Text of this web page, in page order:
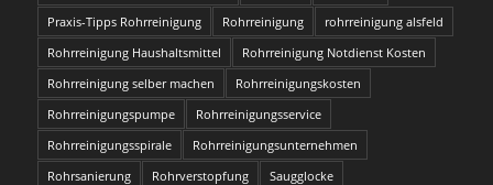
Praxis-Tipps Rohrreinigung
Rohrreinigung
rohrreinigung alsfeld
Rohrreinigung Haushaltsmittel
Rohrreinigung Notdienst Kosten
Rohrreinigung selber machen
Rohrreinigungskosten
Rohrreinigungspumpe
Rohrreinigungsservice
Rohrreinigungsspirale
Rohrreinigungsunternehmen
Rohrsanierung
Rohrverstopfung
Saugglocke